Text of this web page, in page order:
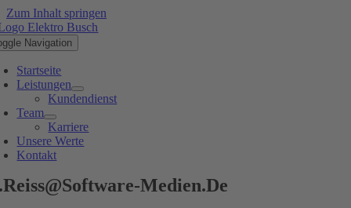
Zum Inhalt springen
Navigation
Startseite
Leistungen
Kundendienst
Team
Karriere
Unsere Werte
Kontakt
Medien.de